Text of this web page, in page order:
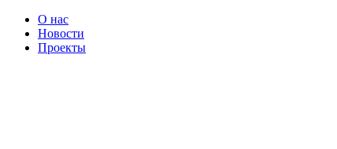
О нас
Новости
Проекты